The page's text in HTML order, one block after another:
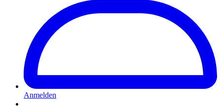
Anmelden